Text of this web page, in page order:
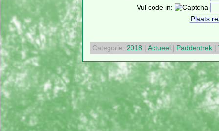
Vul code in:
Categorie: 2018 | Actueel| Paddentrek|